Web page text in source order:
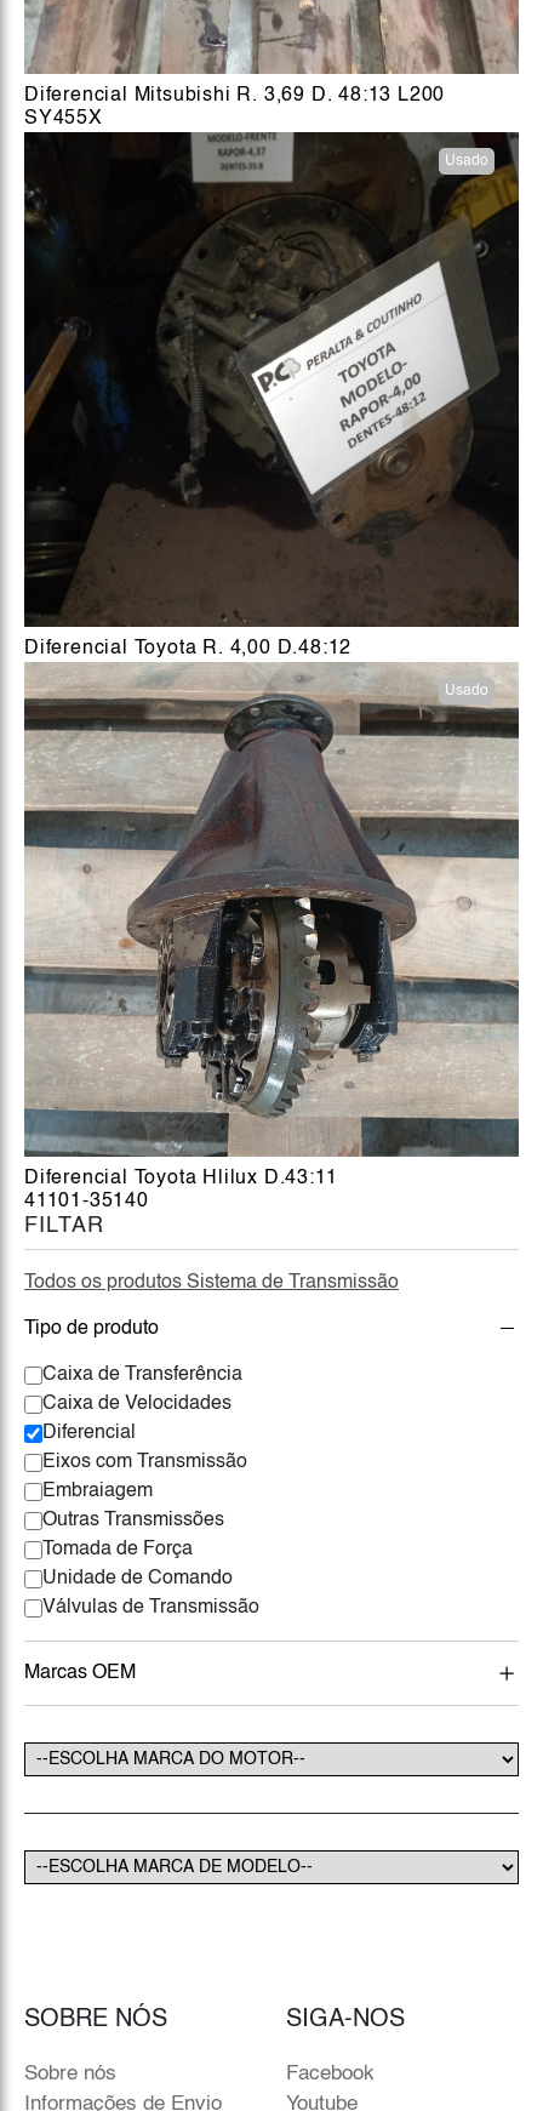
FILTAR
Todos os produtos Sistema de Transmissão
Tipo de produto
Caixa de Transferência
Caixa de Velocidades
Diferencial
Eixos com Transmissão
Embraiagem
Outras Transmissões
Tomada de Força
Unidade de Comando
Válvulas de Transmissão
Marcas OEM
Diferencial Mitsubishi R. 3,69 D. 48:13 L200
SY455X
Usado
Diferencial Toyota R. 4,00 D.48:12
Usado
Diferencial Toyota Hlilux D.43:11
41101-35140
SOBRE NÓS
Sobre nós
Informações de Envio
SIGA-NOS
Facebook
Youtube